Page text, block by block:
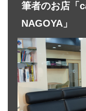
筆者のお店「
NAGOYA」